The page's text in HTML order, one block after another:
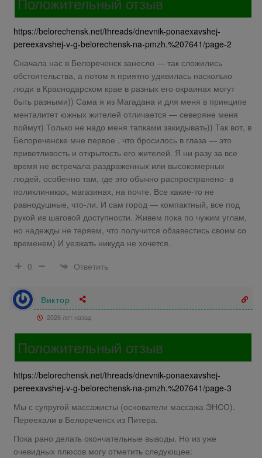
https://belorechensk.net/threads/dnevnik-ponaexavshej-
pereexavshej-v-g-belorechensk-na-pmzh.%207641/page-2
Сначала нас в Белореченск занесло — так сложились
обстоятельства, а потом я приятно удивилась насколько
люди в Краснодарском крае в разных его окраинах могут
быть разными)) Сама я из Магадана и для меня в принципе
менталитет южных жителей отличается — северяне меня
поймут) Только не надо меня тапками закидывать)) Так вот, в
Белореченске мне первое , что бросилось в глаза — это
приветливость и открытость его жителей. Я ни разу за все
время не встречала раздраженных или высокомерных
людей, особенно там, где это обычно распространено- в
поликлиниках, магазинах, на почте. Все какие-то не
равнодушные, что-ли. И сам город — компактный, все под
рукой ив шаговой доступности. Живем пока по чужим углам,
но надежды не теряем, что получится обзавестись своим со
временем) И уезжать никуда не хочется.
0
Ответить
Виктор
2026 лет назад
Положительный отзыв
https://belorechensk.net/threads/dnevnik-ponaexavshej-
pereexavshej-v-g-belorechensk-na-pmzh.%207641/page-3
Мы с супругой массажисты (основатели массажа ЭНСО).
Переехали в Белореченск из Питера.
Пока рано делать окончательные выводы. Но из уже
очевидных плюсов могу отметить следующее: